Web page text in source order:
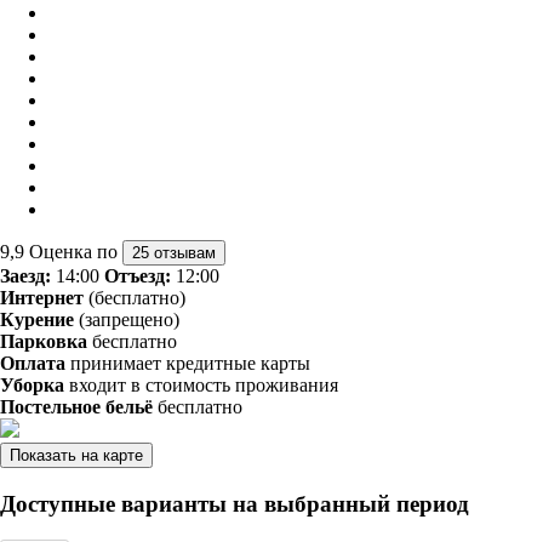
9,9 Оценка по 25 отзывам
Заезд: 14:00 Отъезд: 12:00
Интернет (бесплатно)
Курение (запрещено)
Парковка бесплатно
Оплата принимает кредитные карты
Уборка входит в стоимость проживания
Постельное бельё бесплатно
Показать на карте
Доступные варианты на выбранный период